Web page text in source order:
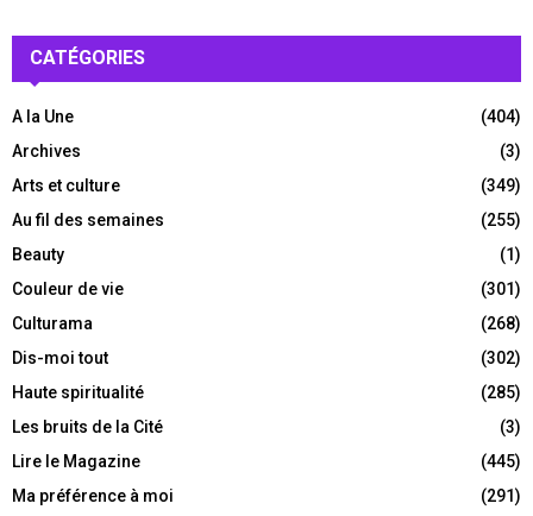
CATÉGORIES
A la Une
(404)
Archives
(3)
Arts et culture
(349)
Au fil des semaines
(255)
Beauty
(1)
Couleur de vie
(301)
Culturama
(268)
Dis-moi tout
(302)
Haute spiritualité
(285)
Les bruits de la Cité
(3)
Lire le Magazine
(445)
Ma préférence à moi
(291)